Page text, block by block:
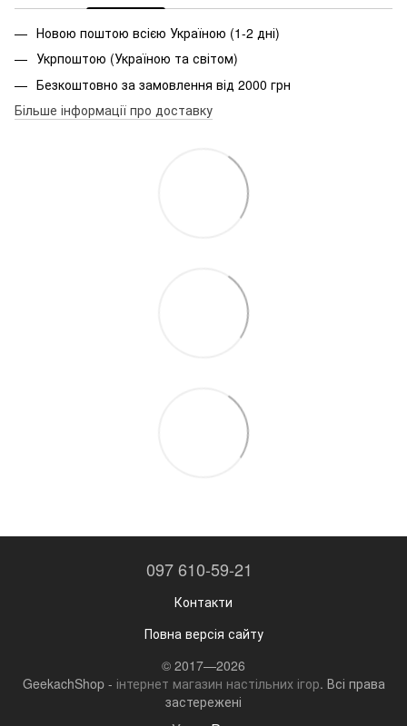
Новою поштою всією Україною (1-2 дні)
Укрпоштою (Україною та світом)
Безкоштовно за замовлення від 2000 грн
Більше інформації про доставку
097 610-59-21
Контакти
Повна версія сайту
© 2017—2026
GeekachShop - інтернет магазин настільних ігор. Всі права
застережені